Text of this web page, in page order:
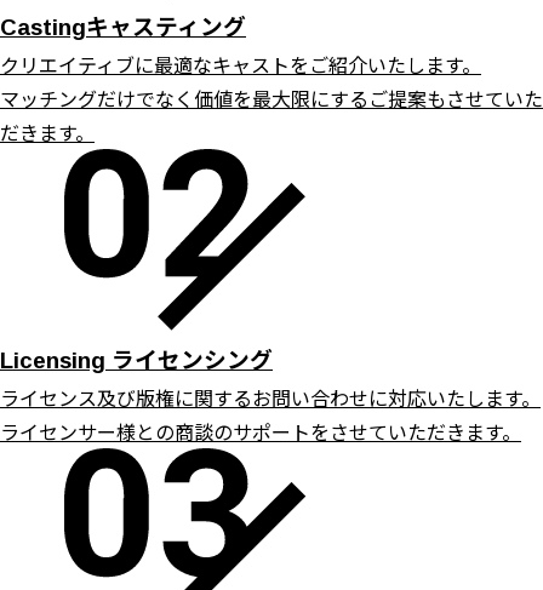
Castingキャスティング
クリエイティブに最適なキャストをご紹介いたします。
マッチングだけでなく価値を最大限にするご提案もさせていた
だきます。
Licensing ライセンシング
ライセンス及び版権に関するお問い合わせに対応いたします。
ライセンサー様との商談のサポートをさせていただきます。